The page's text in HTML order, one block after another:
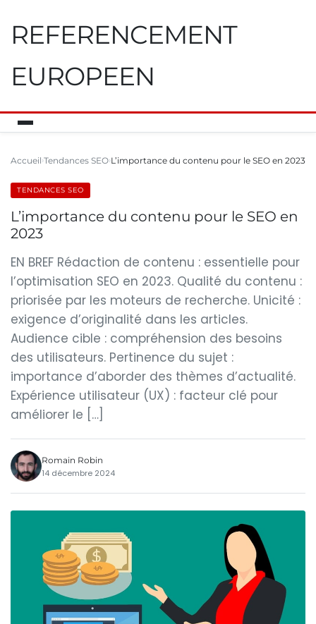
REFERENCEMENT
EUROPEEN
Accueil Tendances SEO L’importance du contenu pour le SEO en 2023
TENDANCES SEO
L’importance du contenu pour le SEO en
2023
EN BREF Rédaction de contenu : essentielle pour
l’optimisation SEO en 2023. Qualité du contenu :
priorisée par les moteurs de recherche. Unicité :
exigence d’originalité dans les articles.
Audience cible : compréhension des besoins
des utilisateurs. Pertinence du sujet :
importance d’aborder des thèmes d’actualité.
Expérience utilisateur (UX) : facteur clé pour
améliorer le […]
Romain Robin
14 décembre 2024